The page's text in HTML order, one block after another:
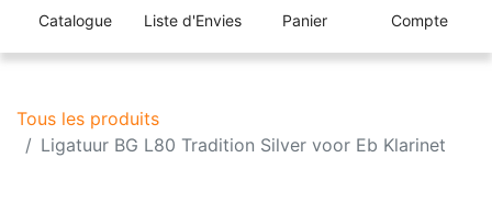
Catalogue Liste d'Envies Panier Compte
Tous les produits
Ligatuur BG L80 Tradition Silver voor Eb Klarinet